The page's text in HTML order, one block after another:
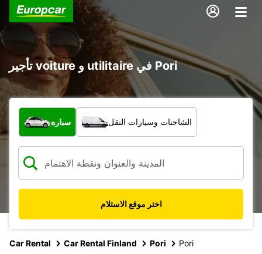
تأجير voiture و utilitaire في Pori
ما نوع المركبة؟
سيارة الشاحنات وسيارات النقل
اختر موقع الاستلام
Car Rental Car Rental Finland Pori Pori